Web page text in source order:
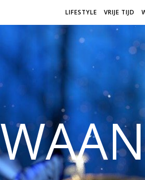
LIFESTYLE VRIJE TIJD